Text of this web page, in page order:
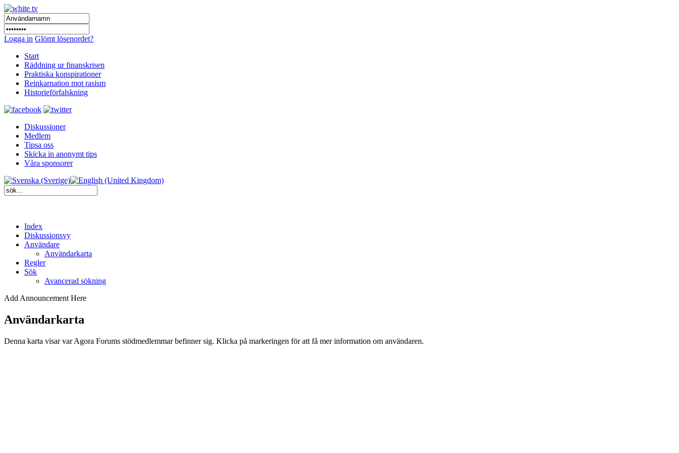
Logga in Glömt lösenordet?
Start
Räddning ur finanskrisen
Praktiska konspirationer
Reinkarnation mot rasism
Historieförfalskning
Diskussioner
Medlem
Tipsa oss
Skicka in anonymt tips
Våra sponsorer
Index
Diskussionsvy
Användare
Användarkarta
Regler
Sök
Avancerad sökning
Add Announcement Here
Användarkarta
Denna karta visar var Agora Forums stödmedlemmar befinner sig. Klicka på markeringen för att få mer information om användaren.